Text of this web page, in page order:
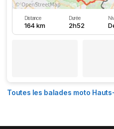
Distance
164 km
Durée
2h52
Toutes les balades moto